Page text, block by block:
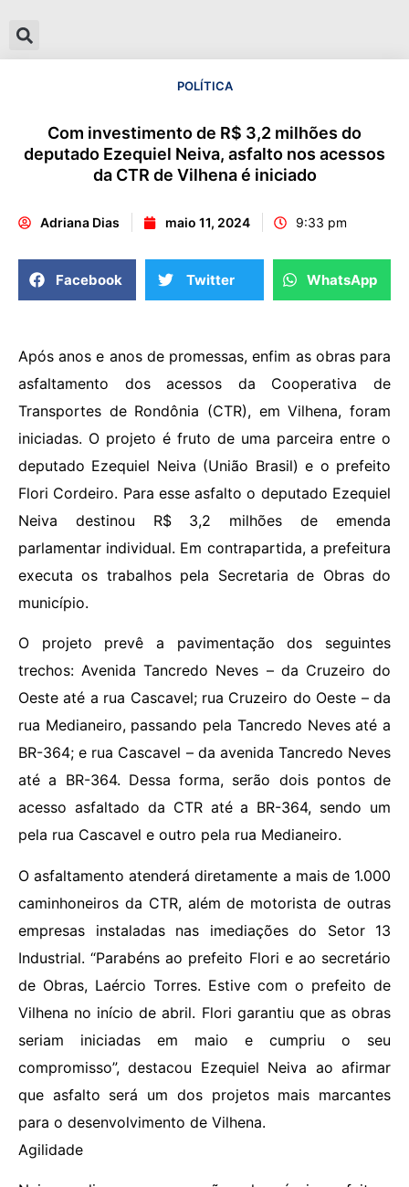
POLÍTICA
Com investimento de R$ 3,2 milhões do
deputado Ezequiel Neiva, asfalto nos acessos
da CTR de Vilhena é iniciado
Adriana Dias maio 11, 2024 9:33 pm
Facebook Twitter WhatsApp
Após anos e anos de promessas, enfim as obras para
asfaltamento dos acessos da Cooperativa de
Transportes de Rondônia (CTR), em Vilhena, foram
iniciadas. O projeto é fruto de uma parceira entre o
deputado Ezequiel Neiva (União Brasil) e o prefeito
Flori Cordeiro. Para esse asfalto o deputado Ezequiel
Neiva destinou R$ 3,2 milhões de emenda
parlamentar individual. Em contrapartida, a prefeitura
executa os trabalhos pela Secretaria de Obras do
município.
O projeto prevê a pavimentação dos seguintes
trechos: Avenida Tancredo Neves – da Cruzeiro do
Oeste até a rua Cascavel; rua Cruzeiro do Oeste – da
rua Medianeiro, passando pela Tancredo Neves até a
BR-364; e rua Cascavel – da avenida Tancredo Neves
até a BR-364. Dessa forma, serão dois pontos de
acesso asfaltado da CTR até a BR-364, sendo um
pela rua Cascavel e outro pela rua Medianeiro.
O asfaltamento atenderá diretamente a mais de 1.000
caminhoneiros da CTR, além de motorista de outras
empresas instaladas nas imediações do Setor 13
Industrial. “Parabéns ao prefeito Flori e ao secretário
de Obras, Laércio Torres. Estive com o prefeito de
Vilhena no início de abril. Flori garantiu que as obras
seriam iniciadas em maio e cumpriu o seu
compromisso”, destacou Ezequiel Neiva ao afirmar
que asfalto será um dos projetos mais marcantes
para o desenvolvimento de Vilhena.
Agilidade